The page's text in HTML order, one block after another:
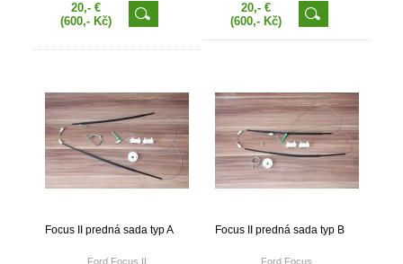
20,- €
(600,- Kč)
20,- €
(600,- Kč)
Focus II predná sada typ A
Ford Focus II
Focus II predná sada typ B
Ford Focus